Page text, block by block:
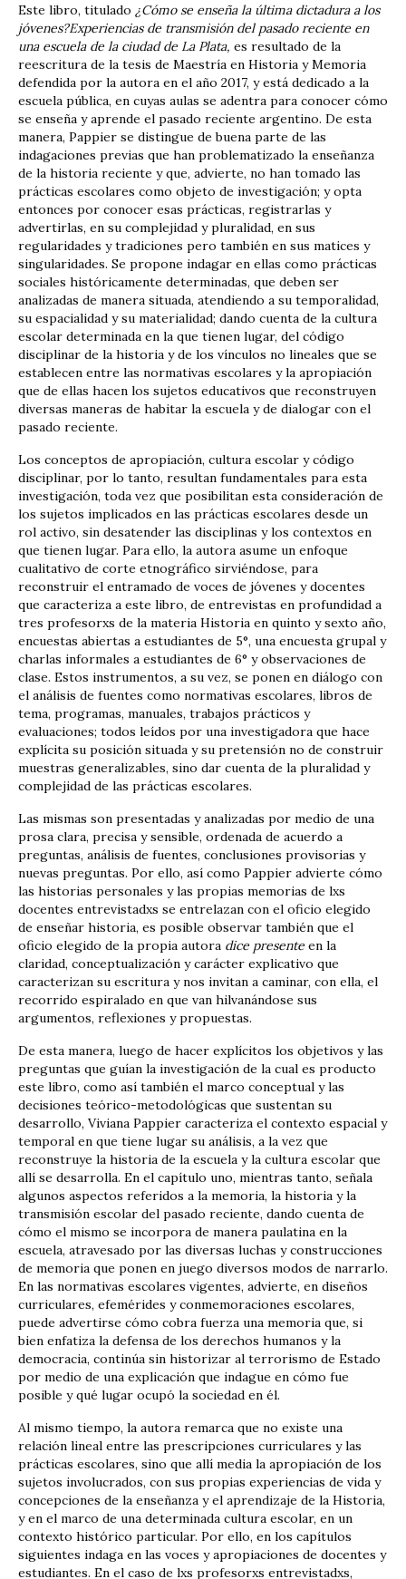
Este libro, titulado ¿Cómo se enseña la última dictadura a los
jóvenes?Experiencias de transmisión del pasado reciente en
una escuela de la ciudad de La Plata, es resultado de la
reescritura de la tesis de Maestría en Historia y Memoria
defendida por la autora en el año 2017, y está dedicado a la
escuela pública, en cuyas aulas se adentra para conocer cómo
se enseña y aprende el pasado reciente argentino. De esta
manera, Pappier se distingue de buena parte de las
indagaciones previas que han problematizado la enseñanza
de la historia reciente y que, advierte, no han tomado las
prácticas escolares como objeto de investigación; y opta
entonces por conocer esas prácticas, registrarlas y
advertirlas, en su complejidad y pluralidad, en sus
regularidades y tradiciones pero también en sus matices y
singularidades. Se propone indagar en ellas como prácticas
sociales históricamente determinadas, que deben ser
analizadas de manera situada, atendiendo a su temporalidad,
su espacialidad y su materialidad; dando cuenta de la cultura
escolar determinada en la que tienen lugar, del código
disciplinar de la historia y de los vínculos no lineales que se
establecen entre las normativas escolares y la apropiación
que de ellas hacen los sujetos educativos que reconstruyen
diversas maneras de habitar la escuela y de dialogar con el
pasado reciente.
Los conceptos de apropiación, cultura escolar y código
disciplinar, por lo tanto, resultan fundamentales para esta
investigación, toda vez que posibilitan esta consideración de
los sujetos implicados en las prácticas escolares desde un
rol activo, sin desatender las disciplinas y los contextos en
que tienen lugar. Para ello, la autora asume un enfoque
cualitativo de corte etnográfico sirviéndose, para
reconstruir el entramado de voces de jóvenes y docentes
que caracteriza a este libro, de entrevistas en profundidad a
tres profesorxs de la materia Historia en quinto y sexto año,
encuestas abiertas a estudiantes de 5°, una encuesta grupal y
charlas informales a estudiantes de 6° y observaciones de
clase. Estos instrumentos, a su vez, se ponen en diálogo con
el análisis de fuentes como normativas escolares, libros de
tema, programas, manuales, trabajos prácticos y
evaluaciones; todos leídos por una investigadora que hace
explícita su posición situada y su pretensión no de construir
muestras generalizables, sino dar cuenta de la pluralidad y
complejidad de las prácticas escolares.
Las mismas son presentadas y analizadas por medio de una
prosa clara, precisa y sensible, ordenada de acuerdo a
preguntas, análisis de fuentes, conclusiones provisorias y
nuevas preguntas. Por ello, así como Pappier advierte cómo
las historias personales y las propias memorias de lxs
docentes entrevistadxs se entrelazan con el oficio elegido
de enseñar historia, es posible observar también que el
oficio elegido de la propia autora dice presente en la
claridad, conceptualización y carácter explicativo que
caracterizan su escritura y nos invitan a caminar, con ella, el
recorrido espiralado en que van hilvanándose sus
argumentos, reflexiones y propuestas.
De esta manera, luego de hacer explícitos los objetivos y las
preguntas que guían la investigación de la cual es producto
este libro, como así también el marco conceptual y las
decisiones teórico-metodológicas que sustentan su
desarrollo, Viviana Pappier caracteriza el contexto espacial y
temporal en que tiene lugar su análisis, a la vez que
reconstruye la historia de la escuela y la cultura escolar que
allí se desarrolla. En el capítulo uno, mientras tanto, señala
algunos aspectos referidos a la memoria, la historia y la
transmisión escolar del pasado reciente, dando cuenta de
cómo el mismo se incorpora de manera paulatina en la
escuela, atravesado por las diversas luchas y construcciones
de memoria que ponen en juego diversos modos de narrarlo.
En las normativas escolares vigentes, advierte, en diseños
curriculares, efemérides y conmemoraciones escolares,
puede advertirse cómo cobra fuerza una memoria que, si
bien enfatiza la defensa de los derechos humanos y la
democracia, continúa sin historizar al terrorismo de Estado
por medio de una explicación que indague en cómo fue
posible y qué lugar ocupó la sociedad en él.
Al mismo tiempo, la autora remarca que no existe una
relación lineal entre las prescripciones curriculares y las
prácticas escolares, sino que allí media la apropiación de los
sujetos involucrados, con sus propias experiencias de vida y
concepciones de la enseñanza y el aprendizaje de la Historia,
y en el marco de una determinada cultura escolar, en un
contexto histórico particular. Por ello, en los capítulos
siguientes indaga en las voces y apropiaciones de docentes y
estudiantes. En el caso de lxs profesorxs entrevistadxs,